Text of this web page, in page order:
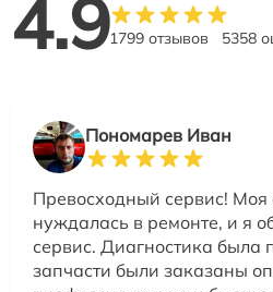
4.91799 отзывов 5358
Пономарев Иван
Превосходный сервис!
нуждалась в ремонте, и я
сервис. Диагностика была
запчасти были заказаны